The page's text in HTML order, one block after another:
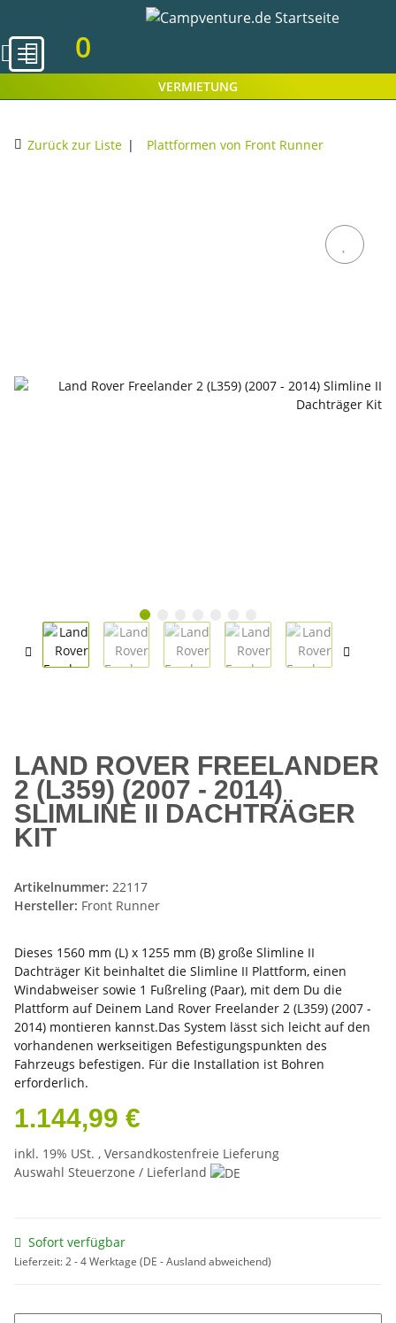
0
VERMIETUNG
Zurück zur Liste Plattformen von Front Runner
LAND ROVER FREELANDER
2 (L359) (2007 - 2014)
SLIMLINE II DACHTRÄGER
KIT
Artikelnummer: 22117
Hersteller: Front Runner
Dieses 1560 mm (L) x 1255 mm (B) große Slimline II
Dachträger Kit beinhaltet die Slimline II Plattform, einen
Windabweiser sowie 1 Fußreling (Paar), mit dem Du die
Plattform auf Deinem Land Rover Freelander 2 (L359) (2007 -
2014) montieren kannst.Das System lässt sich leicht auf den
vorhandenen werkseitigen Befestigungspunkten des
Fahrzeugs befestigen. Für die Installation ist Bohren
erforderlich.
1.144,99 €
inkl. 19% USt. , Versandkostenfreie Lieferung
Auswahl Steuerzone / Lieferland
Sofort verfügbar
Lieferzeit:2 - 4 Werktage (DE - Ausland abweichend)